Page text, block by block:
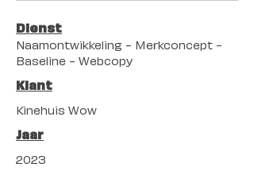
Dienst
Naamontwikkeling - Merkconcept -
Baseline - Webcopy
Klant
Kinehuis Wow
Jaar
2023